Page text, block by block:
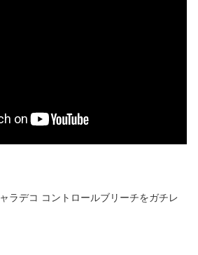
ラデコ コントロールブリーチをガチレ